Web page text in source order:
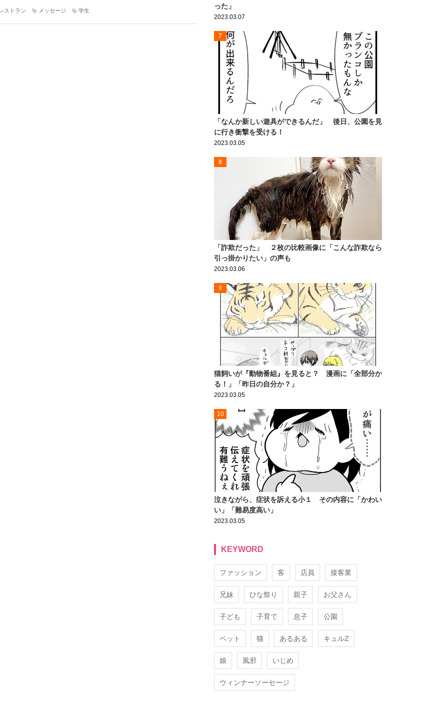
ストラン メッセージ 学生
った」
2023.03.07
7
「なんか新しい遊具ができるんだ」 後日、公園を見
に行き衝撃を受ける！
2023.03.05
8
「詐欺だった」 ２枚の比較画像に「こんな詐欺なら
引っ掛かりたい」の声も
2023.03.06
9
猫飼いが『動物番組』を見ると？ 漫画に「全部分か
る！」「昨日の自分か？」
2023.03.05
10
泣きながら、症状を訴える小１ その内容に「かわい
い」「難易度高い」
2023.03.05
KEYWORD
ファッション 客 店員 接客業
兄妹 ひな祭り 親子 お父さん
子ども 子育て 息子 公園
ペット 猫 あるある キュルZ
娘 風邪 いじめ
ウィンナーソーセージ